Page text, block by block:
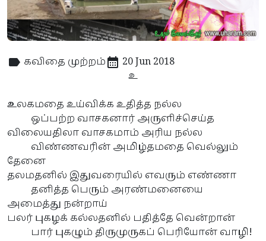
கவிதை முற்றம்
20 Jun 2018
உ
உலகமதை உய்விக்க உதித்த நல்ல
ஒப்பற்ற வாசகனார் அருளிச்செய்த
விலையதிலா வாசகமாம் அரிய நல்ல
விண்ணவரின் அமிழ்தமதை வெல்லும்
தேனை
தலமதனில் இதுவரையில் எவரும் எண்ணா
தனித்த பெரும் அரண்மனையை
அமைத்து நன்றாய்
பலர் புகழக் கல்லதனில் பதித்தே வென்றான்
பார் புகழும் திருமுருகப் பெரியோன் வாழி!